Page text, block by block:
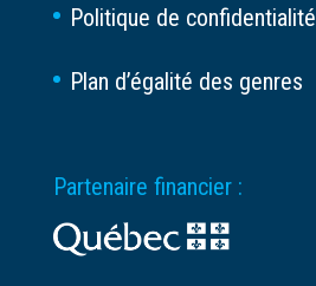
Politique de confidentialité
Plan d’égalité des genres
Partenaire financier :